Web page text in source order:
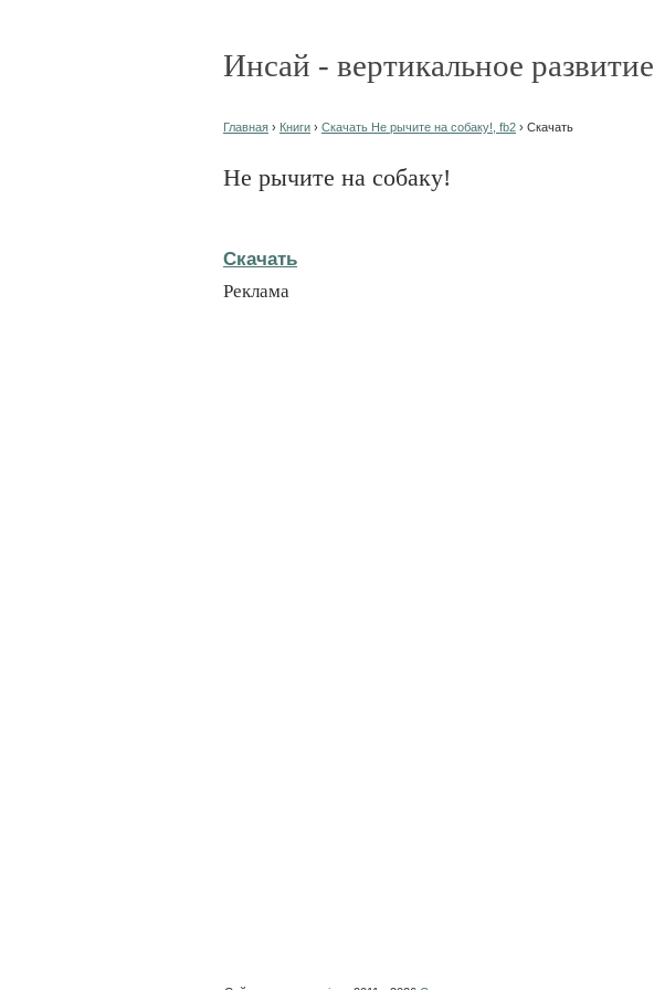
Инсай - вертикальное развитие
Главная › Книги › Скачать Не рычите на собаку!, fb2 › Скачать
Не рычите на собаку!
Скачать
Реклама